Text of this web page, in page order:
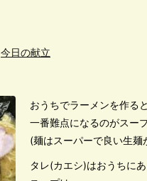
今日の献立
おうちでラーメンを作ると
一番難点になるのがスー
(麺はスーパーで良い生麺
タレ(カエシ)はおうちに